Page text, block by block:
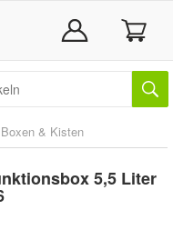
Boxen & Kisten
5,5 Liter